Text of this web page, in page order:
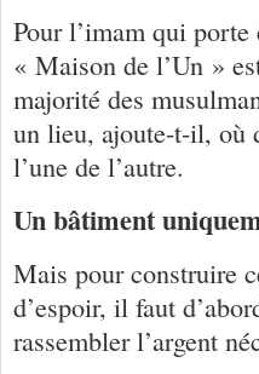
Pour l’imam qui
« Maison de l’Un »
majorité des
un lieu, ajoute-t-il, où
l’une de l’autre.
Un bâtiment
Mais pour construire
d’espoir, il faut
rassembler l’argent